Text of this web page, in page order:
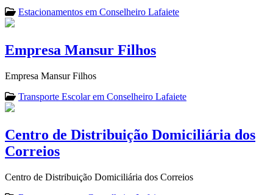
Estacionamentos em Conselheiro Lafaiete
Empresa Mansur Filhos
Empresa Mansur Filhos
Transporte Escolar em Conselheiro Lafaiete
Centro de Distribuição Domiciliária dos
Correios
Centro de Distribuição Domiciliária dos Correios